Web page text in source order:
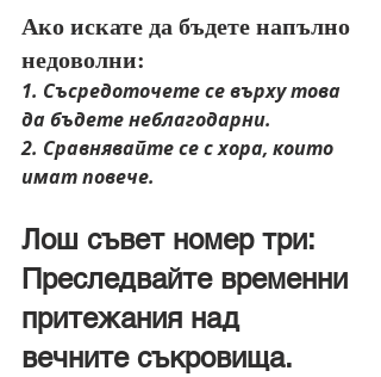
Ако искате да бъдете напълно
недоволни:
1. Съсредоточете се върху това
да бъдете неблагодарни.
2. Сравнявайте се с хора, които
имат повече.
Лош съвет номер три:
Преследвайте временни
притежания над
вечните съкровища.